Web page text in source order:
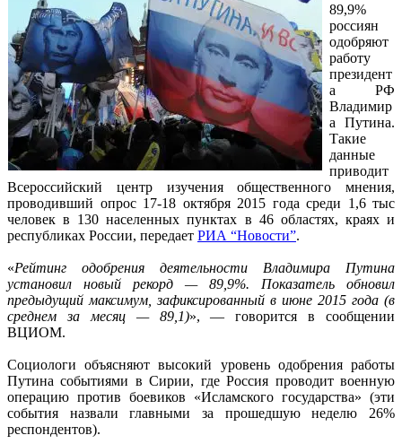
89,9%
россиян
одобряют
работу
президент
а РФ
Владимир
а Путина.
Такие
данные
приводит
Всероссийский центр изучения общественного мнения,
проводивший опрос 17-18 октября 2015 года среди 1,6 тыс
человек в 130 населенных пунктах в 46 областях, краях и
республиках России, передает РИА “Новости”.
«Рейтинг одобрения деятельности Владимира Путина
установил новый рекорд — 89,9%. Показатель обновил
предыдущий максимум, зафиксированный в июне 2015 года (в
среднем за месяц — 89,1)», — говорится в сообщении
ВЦИОМ.
Социологи объясняют высокий уровень одобрения работы
Путина событиями в Сирии, где Россия проводит военную
операцию против боевиков «Исламского государства» (эти
события назвали главными за прошедшую неделю 26%
респондентов).